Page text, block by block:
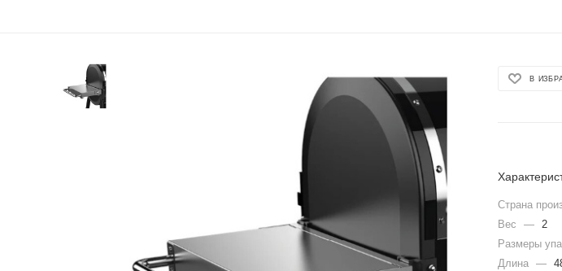
В
Страна
Вес
—
2
Размеры
Длина —